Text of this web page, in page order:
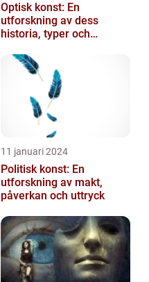
Optisk konst: En
utforskning av dess
historia, typer och
11 januari 2024
Politisk konst: En
utforskning av makt,
påverkan och uttryck